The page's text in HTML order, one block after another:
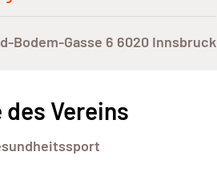
Bodem-Gasse 6 6020 Innsbruck
Vereins